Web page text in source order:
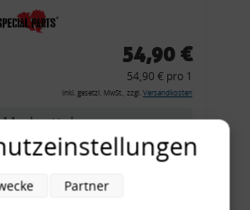
54,90 €
54,90 € pro 1
inkl. gesetzl. MwSt., zzgl. Versandkosten
Merkzettel
Zum Artikel
Partner